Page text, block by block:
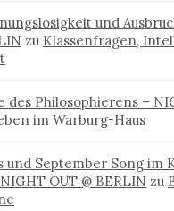
und
zu Klassenfragen,
des Philosophierens –
im Warburg-Haus
und September Song im
OUT @ BERLIN zu